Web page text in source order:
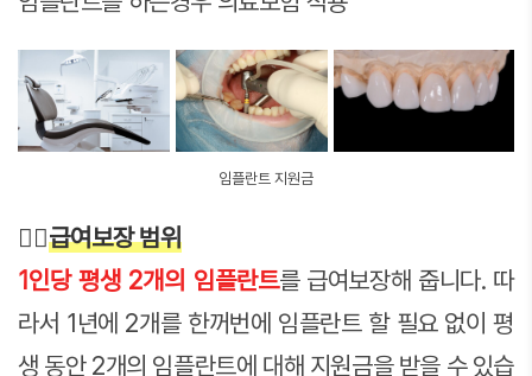
임플란트 지원금
👉🏻급여보장 범위
1인당 평생 2개의 임플란트를 급여보장해 줍니다. 따
라서 1년에 2개를 한꺼번에 임플란트 할 필요 없이 평
생 동안 2개의 임플란트에 대해 지원금을 받을 수 있습